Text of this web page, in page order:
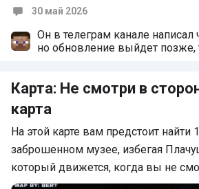
30 май 2026
Он в телеграм канале написал
но обновление выйдет позже,
Карта: Не смотри в
карта
На этой карте вам предстоит найти
заброшенном музее, избегая
который движется, когда вы не